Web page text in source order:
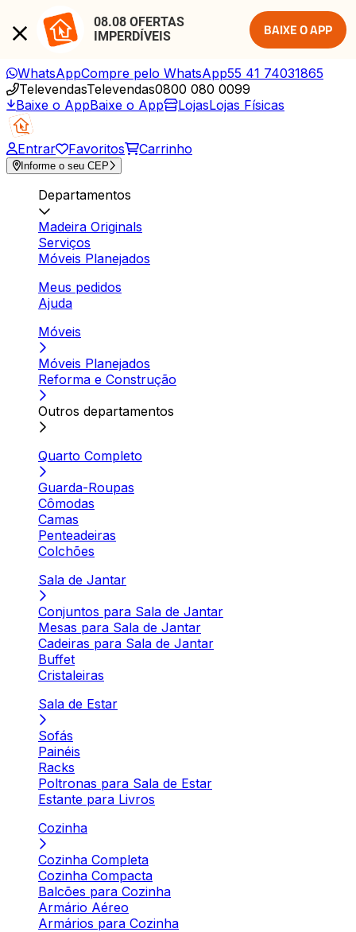
08.08 OFERTAS
IMPERDÍVEIS
BAIXE O APP
WhatsAppCompre pelo WhatsApp55 41 74031865
TelevendasTelevendas0800 080 0099
Baixe o AppBaixe o App LojasLojas Físicas
Entrar Favoritos Carrinho
Informe o seu CEP
Departamentos
Madeira Originals
Serviços
Móveis Planejados
Meus pedidos
Ajuda
Móveis
Móveis Planejados
Reforma e Construção
Outros departamentos
Quarto Completo
Guarda-Roupas
Cômodas
Camas
Penteadeiras
Colchões
Sala de Jantar
Conjuntos para Sala de Jantar
Mesas para Sala de Jantar
Cadeiras para Sala de Jantar
Buffet
Cristaleiras
Sala de Estar
Sofás
Painéis
Racks
Poltronas para Sala de Estar
Estante para Livros
Cozinha
Cozinha Completa
Cozinha Compacta
Balcões para Cozinha
Armário Aéreo
Armários para Cozinha